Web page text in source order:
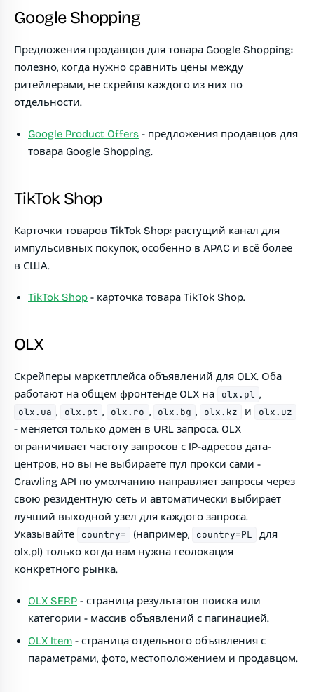
Google Shopping
Предложения продавцов для товара Google Shopping:
полезно, когда нужно сравнить цены между
ритейлерами, не скрейпя каждого из них по
отдельности.
Google Product Offers - предложения продавцов для
товара Google Shopping.
TikTok Shop
Карточки товаров TikTok Shop: растущий канал для
импульсивных покупок, особенно в APAC и всё более
в США.
TikTok Shop - карточка товара TikTok Shop.
OLX
Скрейперы маркетплейса объявлений для OLX. Оба
работают на общем фронтенде OLX на
olx.pl ,
olx.ua , olx.pt , olx.ro , olx.bg , olx.kz и olx.uz
- меняется только домен в URL запроса. OLX
ограничивает частоту запросов с IP-адресов дата-
центров, но вы не выбираете пул прокси сами -
Crawling API по умолчанию направляет запросы через
свою резидентную сеть и автоматически выбирает
лучший выходной узел для каждого запроса.
Указывайте
country= (например, country=PL
для
olx.pl) только когда вам нужна геолокация
конкретного рынка.
OLX SERP - страница результатов поиска или
категории - массив объявлений с пагинацией.
OLX Item - страница отдельного объявления с
параметрами, фото, местоположением и продавцом.